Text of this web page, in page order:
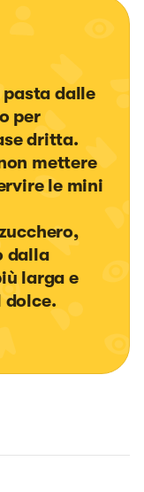
pasta dalle
per
dritta.
mettere
le mini
dalla
larga e
dolce.